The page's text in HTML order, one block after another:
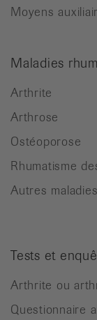
Moyens
Maladies
Arthrite
Arthrose
Ostéoporose
Rhumatisme
Autres
Tests et
Arthrite ou
Questionnaire